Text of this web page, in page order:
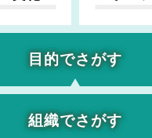
目的でさがす
組織でさがす